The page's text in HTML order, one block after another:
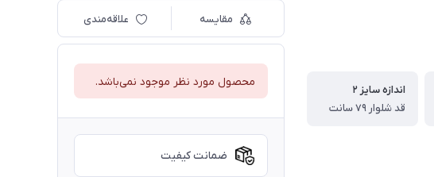
اندازه سایز ۲
قد شلوار ۷۹ سانت
مقایسه علاقه‌مندی
محصول مورد نظر موجود نمی‌باشد.
ضمانت کیفیت